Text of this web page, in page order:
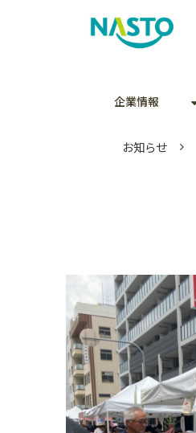
企業情報
お知らせ